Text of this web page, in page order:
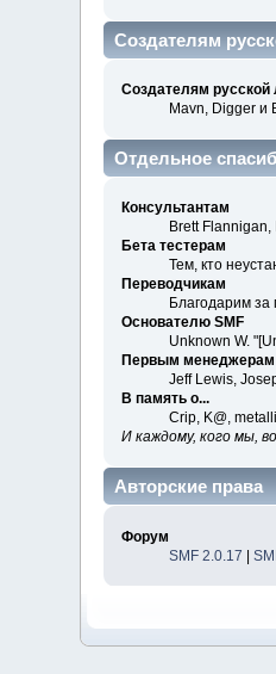
Создателям
Создателям русской
Mavn, Digger и
Отдельное
Консультантам
Brett
Бета тестерам
Тем, кто
Переводчикам
Благодарим
Основателю SMF
Unknown W.
Первым менеджерам
Jeff Lewis,
В память о...
Crip, K@,
И каждому, кого мы,
Авторские права
Форум
SMF 2.0.17 |